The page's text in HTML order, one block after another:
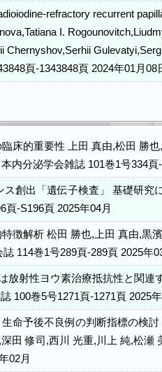
refractory recurrent
I.
頁-1343848頁 2024年01月08
床的重要性 上田 真由,松田 勝
内分泌学会雑誌 101巻1号334頁
創出「遺伝子検査」 基礎研究
-S196頁 2025年04月
徴解析 松田 勝也,上田 真由,黒
114巻1号289頁-289頁 2025年
放射性ヨウ素治療抵抗性と関連
100巻5号1271頁-1271頁 2025年
命予後不良例の判断指標の検
田 修司,西川 光重,川上 純,松瀬
02月